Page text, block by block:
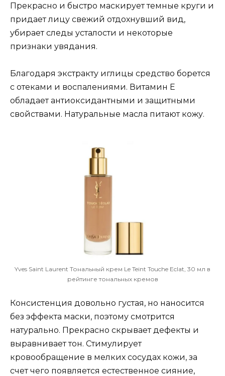
Прекрасно и быстро маскирует темные круги и
придает лицу свежий отдохнувший вид,
убирает следы усталости и некоторые
признаки увядания.
Благодаря экстракту иглицы средство борется
с отеками и воспалениями. Витамин Е
обладает антиоксидантными и защитными
свойствами. Натуральные масла питают кожу.
Yves Saint Laurent Тональный крем Le Teint Touche Eclat, 30 мл в
рейтинге тональных кремов
Консистенция довольно густая, но наносится
без эффекта маски, поэтому смотрится
натурально. Прекрасно скрывает дефекты и
выравнивает тон. Стимулирует
кровообращение в мелких сосудах кожи, за
счет чего появляется естественное сияние,